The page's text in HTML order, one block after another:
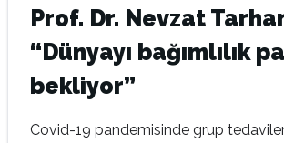
Prof. Dr. Nevzat
“Dünyayı bağımlılık
bekliyor”
Covid-19 pandemisinde grup